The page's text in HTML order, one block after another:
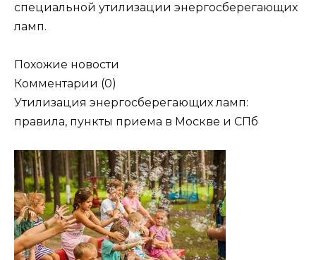
специальной утилизации энергосберегающих
ламп.
Похожие новости
Комментарии (0)
Утилизация энергосберегающих ламп:
правила, пункты приема в Москве и СПб